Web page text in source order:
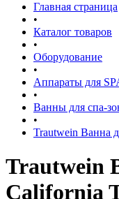
Главная страница
•
Каталог товаров
•
Оборудование
•
Аппараты для
•
Ванны для спа-
•
Trautwein Ванна
Trautwein
California